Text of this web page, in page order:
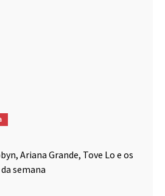
Ariana Grande, Tove Lo e os
semana